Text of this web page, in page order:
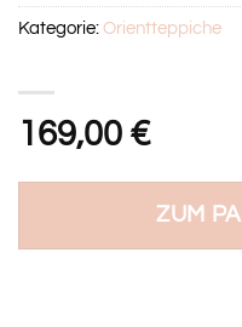
169,00 €
ZUM
Kategorie:Orientteppiche